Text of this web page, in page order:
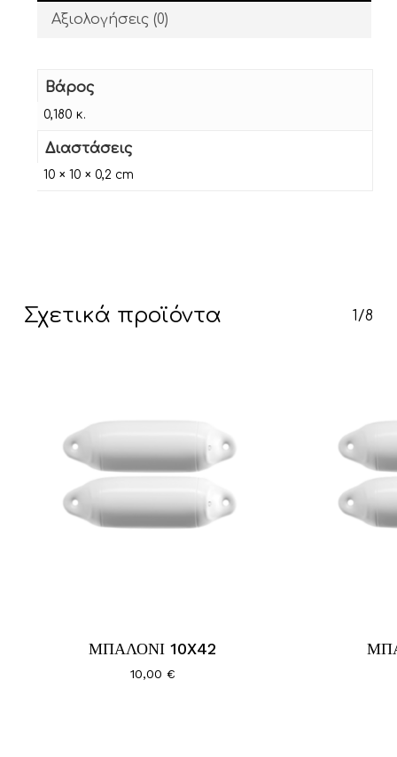
Αξιολογήσεις (0)
Βάρος
0,180 κ.
Διαστάσεις
10 × 10 × 0,2 cm
Σχετικά προϊόντα 1/8
ΜΠΑΛΟΝΙ 10X42
10,00 €